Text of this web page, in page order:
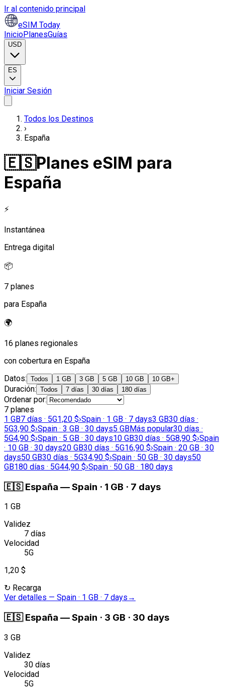
Ir al contenido principal
eSIM Today
InicioPlanesGuías
USD
ES
Iniciar Sesión
Todos los Destinos
›
España
🇪🇸Planes eSIM para
España
⚡
Instantánea
Entrega digital
📦
7 planes
para España
🌍
16 planes regionales
con cobertura en España
Datos: Todos 1 GB 3 GB 5 GB 10 GB 10 GB+
Duración: Todos 7 días 30 días 180 días
Ordenar por:
7 planes
1 GB7 días · 5G1,20 $›Spain · 1 GB · 7 days3 GB30 días ·
5G3,90 $›Spain · 3 GB · 30 days5 GBMás popular30 días ·
5G4,90 $›Spain · 5 GB · 30 days10 GB30 días · 5G8,90 $›Spain
· 10 GB · 30 days20 GB30 días · 5G16,90 $›Spain · 20 GB · 30
days50 GB30 días · 5G34,90 $›Spain · 50 GB · 30 days50
GB180 días · 5G44,90 $›Spain · 50 GB · 180 days
🇪🇸 España —Spain · 1 GB · 7 days
1 GB
Validez
7 días
Velocidad
5G
1,20 $
↻ Recarga
Ver detalles — Spain · 1 GB · 7 days →
🇪🇸 España —Spain · 3 GB · 30 days
3 GB
Validez
30 días
Velocidad
5G